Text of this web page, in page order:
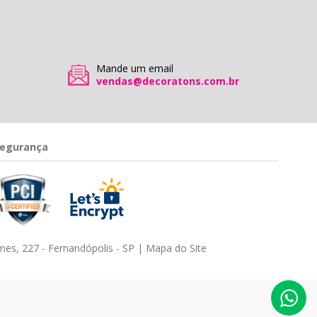
Mande um email
vendas@decoratons.com.br
227 - Fernandópolis - SP | Mapa do Site